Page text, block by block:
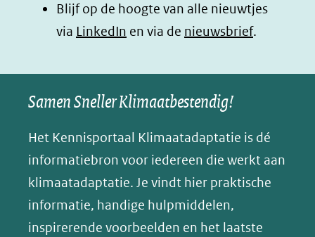
nieuw
venster)
naar
een
website)
nieuw
venster)
naar
een
website)
nieuw
venster)
naar
een
website)
B
l
e
s
y
(opent
in
nieuw
venster)
Blijf op de hoogte van alle nieuwtjes
via LinkedIn (opent
nieuw
venster)
naar
een
andere
website)
en via de nieuwsbrief.
Samen Sneller Klimaatbestendig!
Het Kennisportaal Klimaatadaptatie is dé
informatiebron voor iedereen die werkt aan
klimaatadaptatie. Je vindt hier praktische
informatie, handige hulpmiddelen,
inspirerende voorbeelden en het laatste